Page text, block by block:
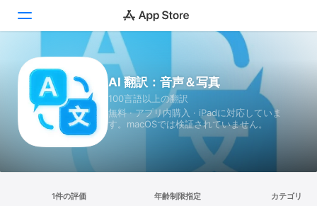
Today
ゲーム
アプリ
検索
AI 翻訳：音声＆写真
100言語以上の翻訳
無料 · アプリ内購入 · iPadに対応していま
す。macOSでは検証されていません。
1件の評価 年齢制限指定 カテゴリ